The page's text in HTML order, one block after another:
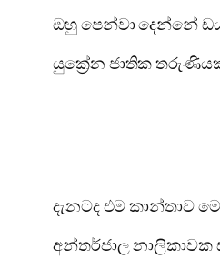
ඔහු පෙන්වා දෙන්නේ
යුක්‍රේන ජාතික
දැනටද එම කාන්තාව
අන්තර්ජාල නාලිකාවක